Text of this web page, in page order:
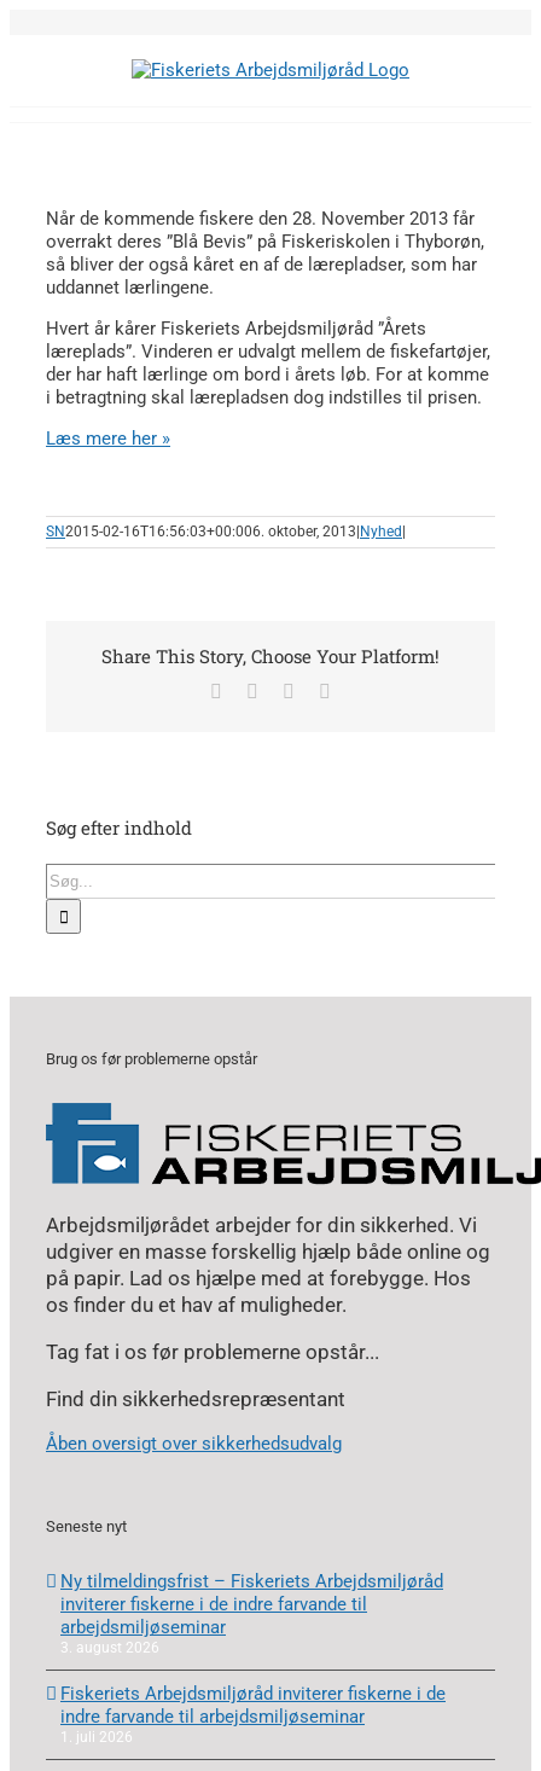
Når de kommende fiskere den 28. November 2013 får
overrakt deres ”Blå Bevis” på Fiskeriskolen i Thyborøn,
så bliver der også kåret en af de lærepladser, som har
uddannet lærlingene.
Hvert år kårer Fiskeriets Arbejdsmiljøråd ”Årets
læreplads”. Vinderen er udvalgt mellem de fiskefartøjer,
der har haft lærlinge om bord i årets løb. For at komme
i betragtning skal lærepladsen dog indstilles til prisen.
Læs mere her »
SN2015-02-16T16:56:03+00:006. oktober, 2013 Nyhed
Share This Story, Choose Your Platform!
Facebook LinkedIn
Søg efter indhold
Søg
efter:
Brug os før problemerne opstår
Arbejdsmiljørådet arbejder for din sikkerhed. Vi
udgiver en masse forskellig hjælp både online og
på papir. Lad os hjælpe med at forebygge. Hos
os finder du et hav af muligheder.
Tag fat i os før problemerne opstår...
Find din sikkerhedsrepræsentant
Åben oversigt over sikkerhedsudvalg
Seneste nyt
Ny tilmeldingsfrist – Fiskeriets Arbejdsmiljøråd
inviterer fiskerne i de indre farvande til
arbejdsmiljøseminar
3. august 2026
Fiskeriets Arbejdsmiljøråd inviterer fiskerne i de
indre farvande til arbejdsmiljøseminar
1. juli 2026